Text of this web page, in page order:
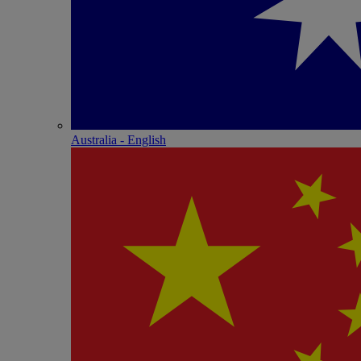
Australia - English